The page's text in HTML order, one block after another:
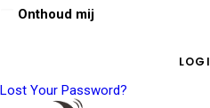
Onthoud mij
Lost Your Password?